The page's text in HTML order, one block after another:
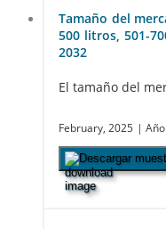
Tamaño del
500 litros, 501-
2032
El tamaño del
February, 2025 |
Descargar